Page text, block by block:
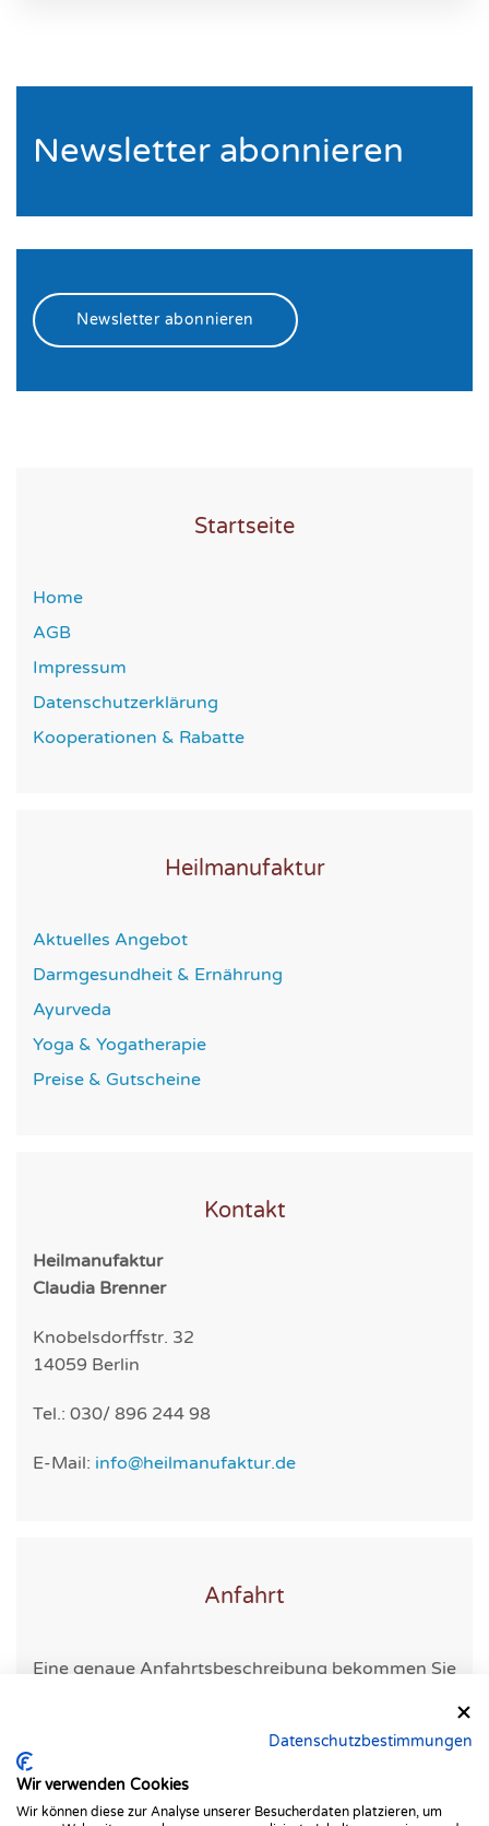
Newsletter abonnieren
Newsletter abonnieren
Startseite
Home
AGB
Impressum
Datenschutzerklärung
Kooperationen & Rabatte
Heilmanufaktur
Aktuelles Angebot
Darmgesundheit & Ernährung
Ayurveda
Yoga & Yogatherapie
Preise & Gutscheine
Kontakt
Heilmanufaktur
Claudia Brenner
Knobelsdorffstr. 32
14059 Berlin
Tel.: 030/ 896 244 98
E-Mail: info@heilmanufaktur.de
Anfahrt
Eine genaue Anfahrtsbeschreibung bekommen Sie
Datenschutzbestimmungen
Wir verwenden Cookies
Wir können diese zur Analyse unserer Besucherdaten platzieren, um